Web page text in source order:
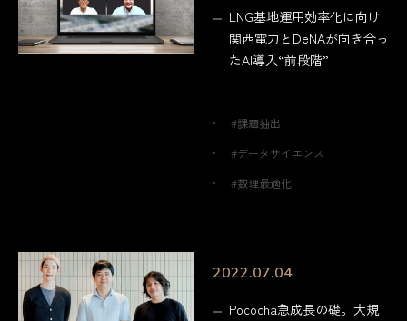
LNG基地運用効率化に向け
関西電力とDeNAが向き合っ
たAI導入“前段階”
#課題抽出
#データサイエンス
#数理最適化
2022.07.04
Pococha急成長の礎。大規